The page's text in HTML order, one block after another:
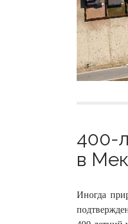
400-
в
Иногда